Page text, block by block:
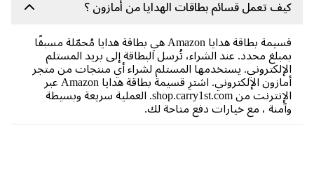
تعمل قسائم بطاقات الهدايا من أمازون ؟
قسيمة بطاقة هدايا Amazon هي بطاقة هدايا مُحمّلة مسبقًا
محدد. عند الشراء، تُرسل البطاقة إلى بريد المستلم
يستخدمها المستلم لشراء أي منتجات من متجر
أمازون الإلكتروني. اشترِ قسيمة بطاقة هدايا Amazon عبر
الإنترنت من shop.carry1st.com. العملية سريعة وبسيطة
، مع خيارات دفع متاحة لك.